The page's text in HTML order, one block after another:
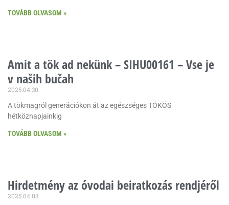
TOVÁBB OLVASOM »
Amit a tök ad nekünk – SIHU00161 – Vse je
v naših bučah
2025.04.30.
A tökmagról generációkon át az egészséges TÖKÖS
hétköznapjainkig
TOVÁBB OLVASOM »
Hirdetmény az óvodai beiratkozás rendjéről
2025.04.03.